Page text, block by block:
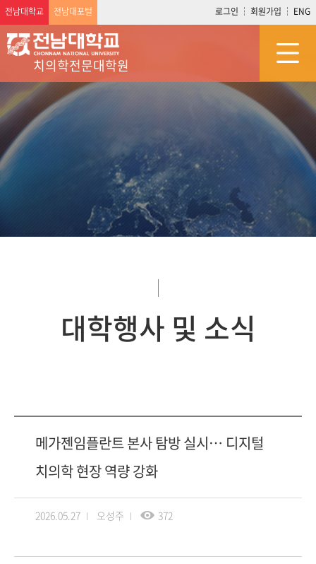
전남대학교 전남대포털 로그인 회원가입 ENG
치의학전문대학원
대학행사 및 소식
메가젠임플란트 본사 탐방 실시… 디지털
치의학 현장 역량 강화
2026.05.27 오성주 372